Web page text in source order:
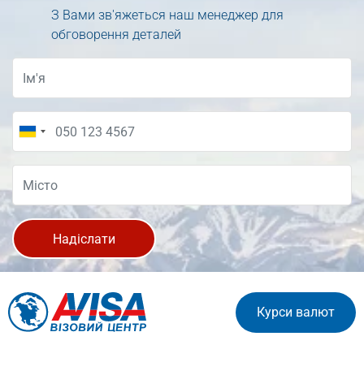
З Вами зв'яжеться наш менеджер для
обговорення деталей
Надіслати
Курси валют